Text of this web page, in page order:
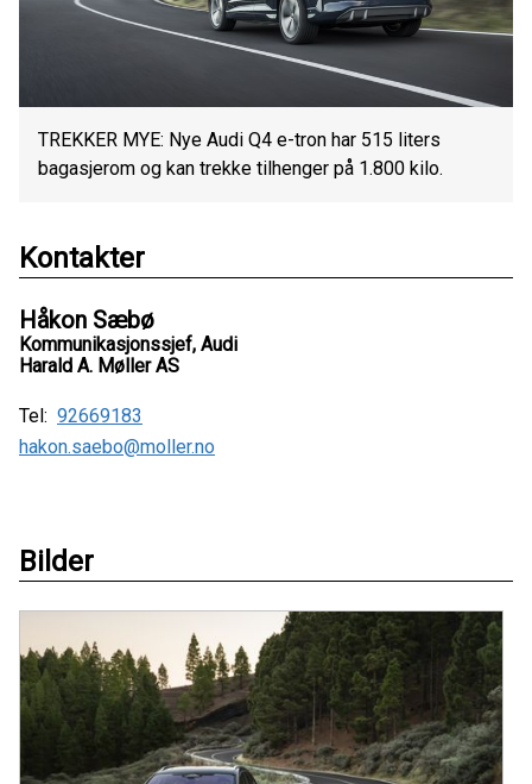
TREKKER MYE: Nye Audi Q4 e-tron har 515 liters
bagasjerom og kan trekke tilhenger på 1.800 kilo.
Kontakter
Håkon Sæbø
Kommunikasjonssjef, Audi
Harald A. Møller AS
Tel: 92669183
hakon.saebo@moller.no
Bilder